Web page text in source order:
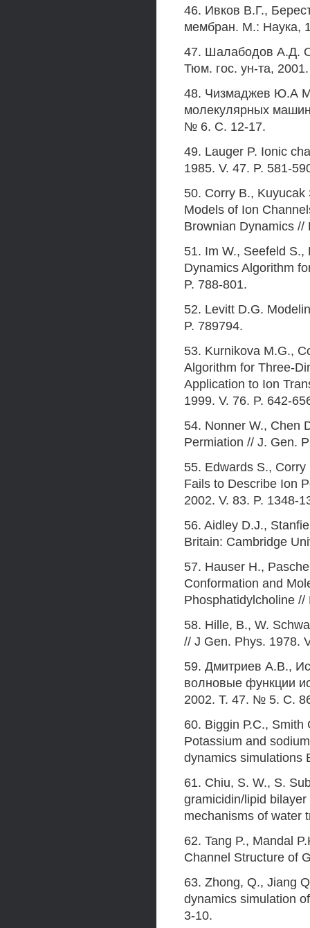
46. Ивков В.Г.,
мембран. М.: Наука,
47. Шалабодов А.Д.
Тюм. гос. ун-та, 2001.
48. Чизмаджев Ю.А
молекулярных
№ 6. С. 12-17.
49. Lauger P. Ionic
1985. V. 47. P. 581-
50. Corry В., Kuyucak
Models of Ion
Brownian Dynamics //
51. Im W., Seefeld
Dynamics Algorithm
P. 788-801.
52. Levitt D.G.
P. 789794.
53. Kurnikova M.G.,
Algorithm for Three-
Application to Ion
1999. V. 76. P. 642-
54. Nonner W., Chen
Permiation // J. Gen.
55. Edwards S.,
Fails to Describe Ion
2002. V. 83. P. 1348-
56. Aidley D.J.,
Britain: Cambridge
57. Hauser H.,
Conformation and
Phosphatidylcholine //
58. Hille, В., W.
// J Gen. Phys. 1978.
59. Дмитриев А.В.,
волновые функции
2002. Т. 47. № 5. С.
60. Biggin Р.С., Smith
Potassium and
dynamics simulations
61. Chiu, S. W., S.
gramicidin/lipid
mechanisms of water
62. Tang P., Mandal
Channel Structure of
63. Zhong, Q., Jiang
dynamics simulation
3-10.